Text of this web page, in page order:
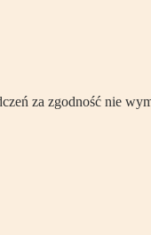
za zgodność nie